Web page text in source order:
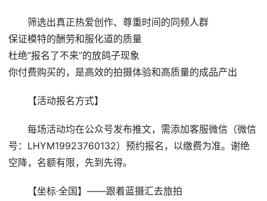
筛选出真正热爱创作、尊重时间的同频人群
保证模特的酬劳和服化道的质量
杜绝“报名了不来”的放鸽子现象
你付费购买的，是高效的拍摄体验和高质量的成品产出
【活动报名方式】
每场活动均在公众号发布推文，需添加客服微信（微信
号：LHYM19923760132）预约报名，以缴费为准。谢绝
空降，名额有限，先到先得。
【坐标·全国】——跟着蓝摄汇去旅拍